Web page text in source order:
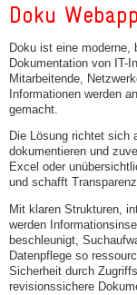
Doku Webapp
Doku ist eine moderne,
Dokumentation von IT-
Mitarbeitende,
Informationen werden
gemacht.
Die Lösung richtet sich
dokumentieren und
Excel oder
und schafft
Mit klaren Strukturen,
werden
beschleunigt,
Datenpflege so
Sicherheit durch
revisionssichere